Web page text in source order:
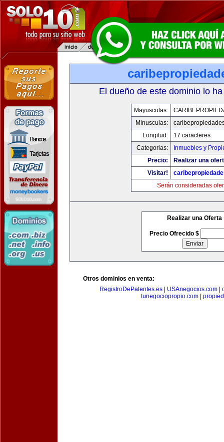
El dueño de este dominio lo
Mayusculas:
Minusculas:
Longitud:
17 caracteres
Categorias:
Inmuebles y
Precio:
Realizar una
Visitar!
Serán consideradas
Realizar una Oferta
Precio Ofrecido $
Otros dominios en venta:
RegistroDePatentes.es
USAnegocios.com
tunegociopropio.com|